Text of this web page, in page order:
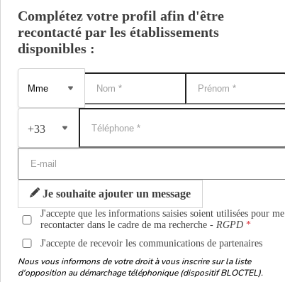
Complétez votre profil afin d'être
recontacté par les établissements
disponibles :
+33
Je souhaite ajouter un message
J'accepte que les informations saisies soient utilisées pour me
recontacter dans le cadre de ma recherche -RGPD
J'accepte de recevoir les communications de partenaires
Nous vous informons de votre droit à vous inscrire sur la liste
d'opposition au démarchage téléphonique (dispositif BLOCTEL).